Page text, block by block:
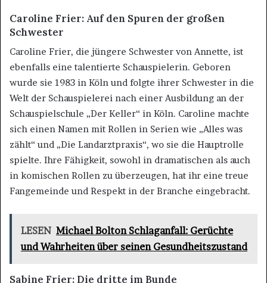
Caroline Frier: Auf den Spuren der großen
Schwester
Caroline Frier, die jüngere Schwester von Annette, ist
ebenfalls eine talentierte Schauspielerin. Geboren
wurde sie 1983 in Köln und folgte ihrer Schwester in die
Welt der Schauspielerei nach einer Ausbildung an der
Schauspielschule „Der Keller“ in Köln. Caroline machte
sich einen Namen mit Rollen in Serien wie „Alles was
zählt“ und „Die Landarztpraxis“, wo sie die Hauptrolle
spielte. Ihre Fähigkeit, sowohl in dramatischen als auch
in komischen Rollen zu überzeugen, hat ihr eine treue
Fangemeinde und Respekt in der Branche eingebracht​.
LESEN Michael Bolton Schlaganfall: Gerüchte
und Wahrheiten über seinen Gesundheitszustand
Sabine Frier: Die dritte im Bunde